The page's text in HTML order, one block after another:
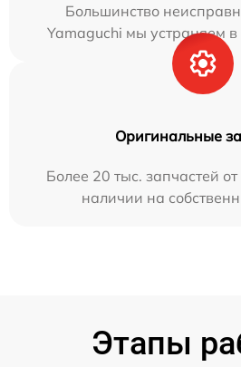
Большинство
Yamaguchi мы устраняем в
Оригинальные
Более 20 тыс. запчастей
наличии на
Этапы